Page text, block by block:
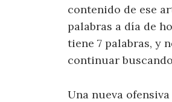
contenido de ese
palabras a día de
tiene 7 palabras, y
continuar
Una nueva